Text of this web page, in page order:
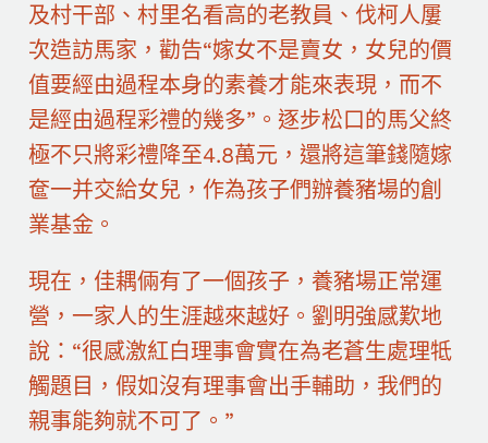
及村干部、村里名看高的老教員、伐柯人屢
次造訪馬家，勸告“嫁女不是賣女，女兒的價
值要經由過程本身的素養才能來表現，而不
是經由過程彩禮的幾多”。逐步松口的馬父終
極不只將彩禮降至4.8萬元，還將這筆錢隨嫁
奩一并交給女兒，作為孩子們辦養豬場的創
業基金。
現在，佳耦倆有了一個孩子，養豬場正常運
營，一家人的生涯越來越好。劉明強感歎地
說：“很感激紅白理事會實在為老蒼生處理牴
觸題目，假如沒有理事會出手輔助，我們的
親事能夠就不可了。”